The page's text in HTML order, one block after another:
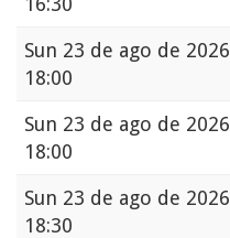
Sun 23 de ago de 2026
18:00
Sun 23 de ago de 2026
18:00
Sun 23 de ago de 2026
18:30